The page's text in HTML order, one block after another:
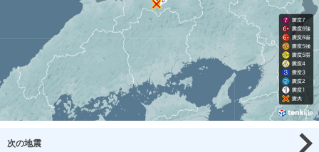
次の地震